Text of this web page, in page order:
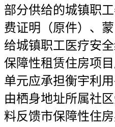
部分供给的城镇职
费证明（原件）、
给城镇职工医疗安
保障性租赁住房项
单元应承担衡宇利
由栖身地址所属社
料反馈市保障性住